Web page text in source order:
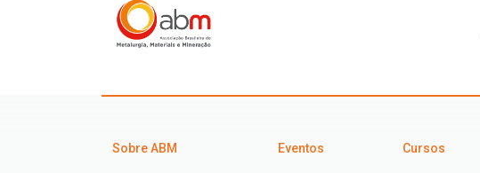
Sobre ABM Eventos Cursos